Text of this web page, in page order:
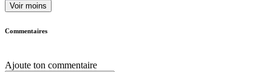
Voir moins
Commentaires
Ajoute ton commentaire